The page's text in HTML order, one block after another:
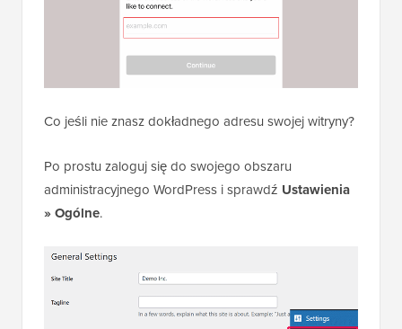
Co jeśli nie znasz dokładnego adresu swojej witryny?
Po prostu zaloguj się do swojego obszaru
administracyjnego WordPress i sprawdź Ustawienia
» Ogólne.